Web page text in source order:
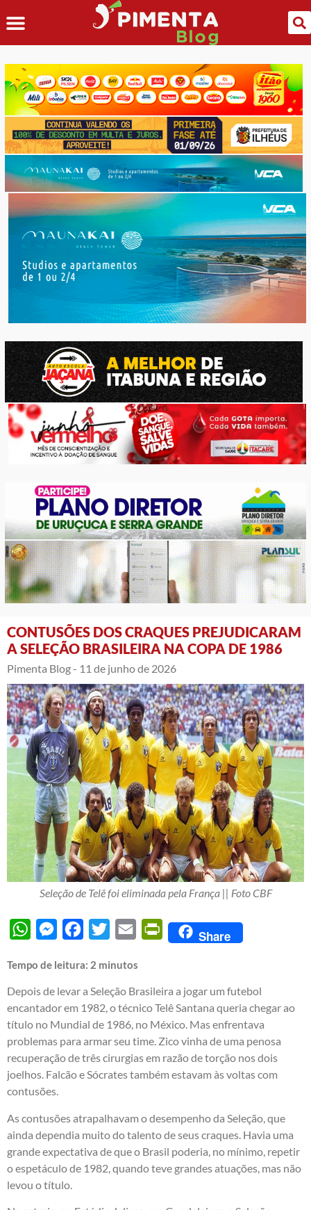
CONTUSÕES DOS CRAQUES PREJUDICARAM
A SELEÇÃO BRASILEIRA NA COPA DE 1986
Pimenta Blog - 11 de junho de 2026
Seleção de Telê foi eliminada pela França || Foto CBF
WhatsAppMessengerFacebook
Twitter Email PrintFriendly
Share
Tempo de leitura: 2 minutos
Depois de levar a Seleção Brasileira a jogar um futebol
encantador em 1982, o técnico Telê Santana queria chegar ao
título no Mundial de 1986, no México. Mas enfrentava
problemas para armar seu time. Zico vinha de uma penosa
recuperação de três cirurgias em razão de torção nos dois
joelhos. Falcão e Sócrates também estavam às voltas com
contusões.
As contusões atrapalhavam o desempenho da Seleção, que
ainda dependia muito do talento de seus craques. Havia uma
grande expectativa de que o Brasil poderia, no mínimo, repetir
o espetáculo de 1982, quando teve grandes atuações, mas não
levou o título.